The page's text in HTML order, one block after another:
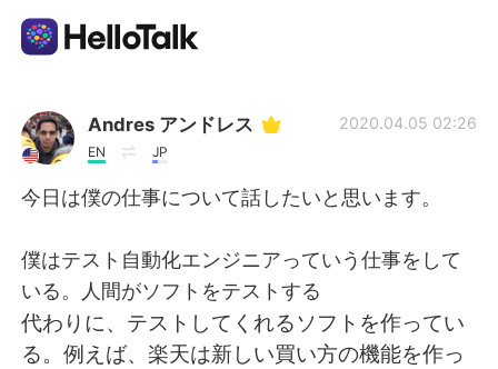
語学交換アプリ
AI Grammar Checker
English 简体中文
Andres アンドレス
EN JP
2020.04.05 02:26
今日は僕の仕事について話したいと思います。
僕はテスト自動化エンジニアっていう仕事をして
いる。人間がソフトをテストする
代わりに、テストしてくれるソフトを作ってい
る。例えば、楽天は新しい買い方の機能を作っ